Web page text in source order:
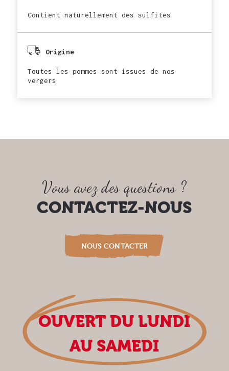
Contient naturellement des sulfites
Origine
Toutes les pommes sont issues de nos
vergers
Vous avez des questions ?
CONTACTEZ-NOUS
NOUS CONTACTER
OUVERT DU LUNDI
AU SAMEDI